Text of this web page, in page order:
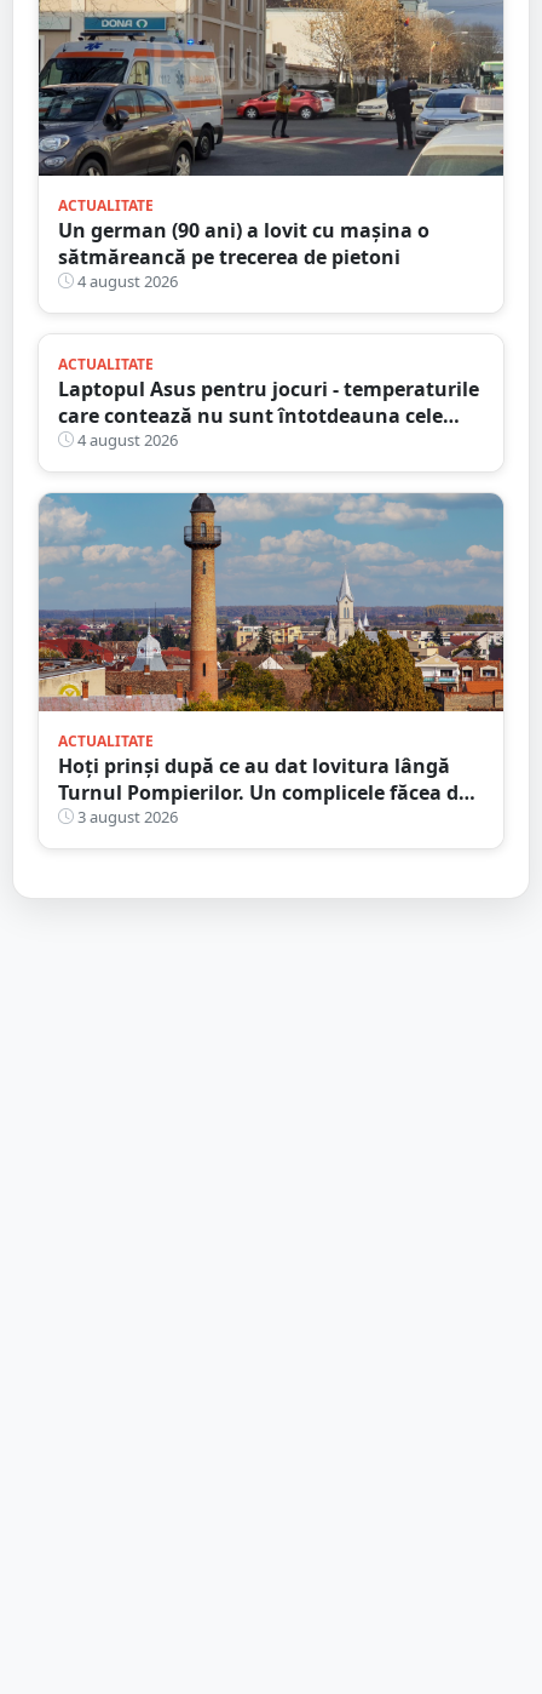
ACTUALITATE
Un german (90 ani) a lovit cu mașina o
sătmăreancă pe trecerea de pietoni
4 august 2026
ACTUALITATE
Laptopul Asus pentru jocuri - temperaturile
care contează nu sunt întotdeauna cele
mai mari
4 august 2026
ACTUALITATE
Hoți prinși după ce au dat lovitura lângă
Turnul Pompierilor. Un complicele făcea de
pază
3 august 2026